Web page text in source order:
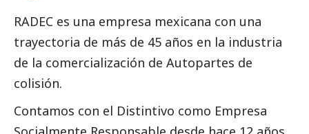
RADEC es una empresa mexicana con una
trayectoria de más de 45 años en la industria
de la comercialización de Autopartes de
colisión.
Contamos con el Distintivo como Empresa